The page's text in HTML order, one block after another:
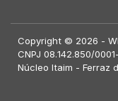
Copyright © 2026 -
CNPJ 08.142.850/
Núcleo Itaim - Ferraz